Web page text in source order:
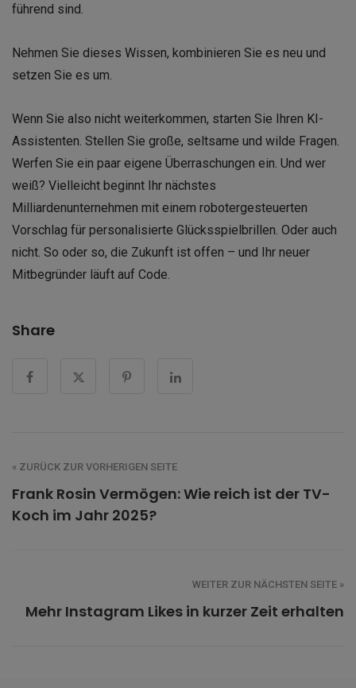
führend sind.
Nehmen Sie dieses Wissen, kombinieren Sie es neu und
setzen Sie es um.
Wenn Sie also nicht weiterkommen, starten Sie Ihren KI-
Assistenten. Stellen Sie große, seltsame und wilde Fragen.
Werfen Sie ein paar eigene Überraschungen ein. Und wer
weiß? Vielleicht beginnt Ihr nächstes
Milliardenunternehmen mit einem robotergesteuerten
Vorschlag für personalisierte Glücksspielbrillen. Oder auch
nicht. So oder so, die Zukunft ist offen – und Ihr neuer
Mitbegründer läuft auf Code.
Share
« ZURÜCK ZUR VORHERIGEN SEITE
Frank Rosin Vermögen: Wie reich ist der TV-
Koch im Jahr 2025?
WEITER ZUR NÄCHSTEN SEITE »
Mehr Instagram Likes in kurzer Zeit erhalten